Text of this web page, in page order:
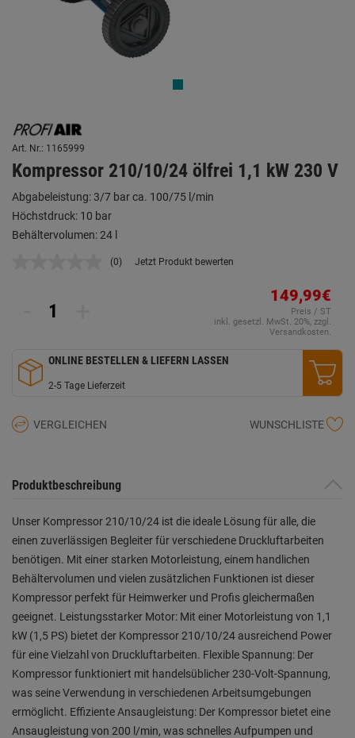
Art. Nr.: 1165999
Kompressor 210/10/24 ölfrei 1,1 kW 230 V
Abgabeleistung: 3/7 bar ca. 100/75 l/min
Höchstdruck: 10 bar
Behältervolumen: 24 l
Kein
(0) Jetzt Produkt bewerten
149,99€
Preis / ST
inkl. gesetzl. MwSt. 20%, zzgl.
Versandkosten.
ONLINE BESTELLEN & LIEFERN LASSEN
2-5 Tage Lieferzeit
VERGLEICHEN WUNSCHLISTE
Produktbeschreibung
Unser Kompressor 210/10/24 ist die ideale Lösung für alle, die
einen zuverlässigen Begleiter für verschiedene Druckluftarbeiten
benötigen. Mit einer starken Motorleistung, einem handlichen
Behältervolumen und vielen zusätzlichen Funktionen ist dieser
Kompressor perfekt für Heimwerker und Profis gleichermaßen
geeignet. Leistungsstarker Motor: Mit einer Motorleistung von 1,1
kW (1,5 PS) bietet der Kompressor 210/10/24 ausreichend Power
für eine Vielzahl von Druckluftarbeiten. Flexible Spannung: Der
Kompressor funktioniert mit handelsüblicher 230-Volt-Spannung,
was seine Verwendung in verschiedenen Arbeitsumgebungen
ermöglicht. Effiziente Ansaugleistung: Der Kompressor bietet eine
Ansaugleistung von 200 l/min, was schnelles Aufpumpen und